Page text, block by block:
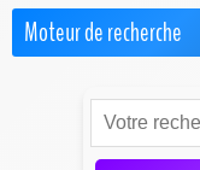
Moteur de recherche